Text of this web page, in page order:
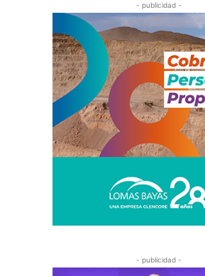
- publicidad -
- publicidad -